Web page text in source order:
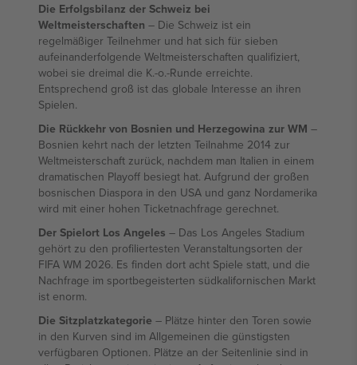
Die Erfolgsbilanz der Schweiz bei
Weltmeisterschaften – Die Schweiz ist ein
regelmäßiger Teilnehmer und hat sich für sieben
aufeinanderfolgende Weltmeisterschaften qualifiziert,
wobei sie dreimal die K.-o.-Runde erreichte.
Entsprechend groß ist das globale Interesse an ihren
Spielen.
Die Rückkehr von Bosnien und Herzegowina zur WM –
Bosnien kehrt nach der letzten Teilnahme 2014 zur
Weltmeisterschaft zurück, nachdem man Italien in einem
dramatischen Playoff besiegt hat. Aufgrund der großen
bosnischen Diaspora in den USA und ganz Nordamerika
wird mit einer hohen Ticketnachfrage gerechnet.
Der Spielort Los Angeles – Das Los Angeles Stadium
gehört zu den profiliertesten Veranstaltungsorten der
FIFA WM 2026. Es finden dort acht Spiele statt, und die
Nachfrage im sportbegeisterten südkalifornischen Markt
ist enorm.
Die Sitzplatzkategorie – Plätze hinter den Toren sowie
in den Kurven sind im Allgemeinen die günstigsten
verfügbaren Optionen. Plätze an der Seitenlinie sind in